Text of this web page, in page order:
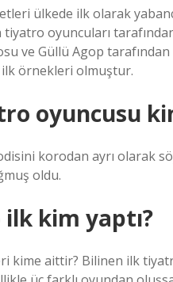
ülkede ilk olarak
oyuncuları
ve Güllü Agop
örnekleri olmuştur.
oyuncusu
korodan ayrı olarak
oldu.
kim yaptı?
kime aittir? Bilinen ilk